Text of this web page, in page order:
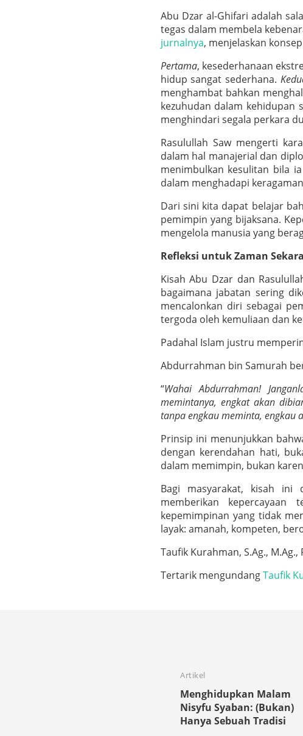
Abu Dzar al-Ghifari adalah
tegas dalam membela
jurnalnya, menjelaskan
Pertama, kesederhanaan
hidup sangat sederhana.
menghambat bahkan
kezuhudan dalam kehidupan
menghindari segala perkara
Rasulullah Saw mengerti
dalam hal manajerial dan
menimbulkan kesulitan bila
dalam menghadapi
Dari sini kita dapat belajar
pemimpin yang bijaksana.
mengelola manusia yang
Refleksi untuk Zaman
Kisah Abu Dzar dan
bagaimana jabatan sering
mencalonkan diri sebagai
tergoda oleh kemuliaan dan
Padahal Islam justru
Abdurrahman bin Samurah
“Wahai Abdurrahman!
memintanya, engkat akan
tanpa engkau meminta, engkau
Prinsip ini menunjukkan
dengan kerendahan hati,
dalam memimpin, bukan
Bagi masyarakat, kisah ini
memberikan
kepemimpinan yang tidak
layak: amanah, kompeten,
Taufik Kurahman, S.Ag.,
Tertarik mengundangTaufik
Artikel
Menghidupkan Malam
Nisyfu Syaban: (Bukan)
Hanya Sebuah Tradisi